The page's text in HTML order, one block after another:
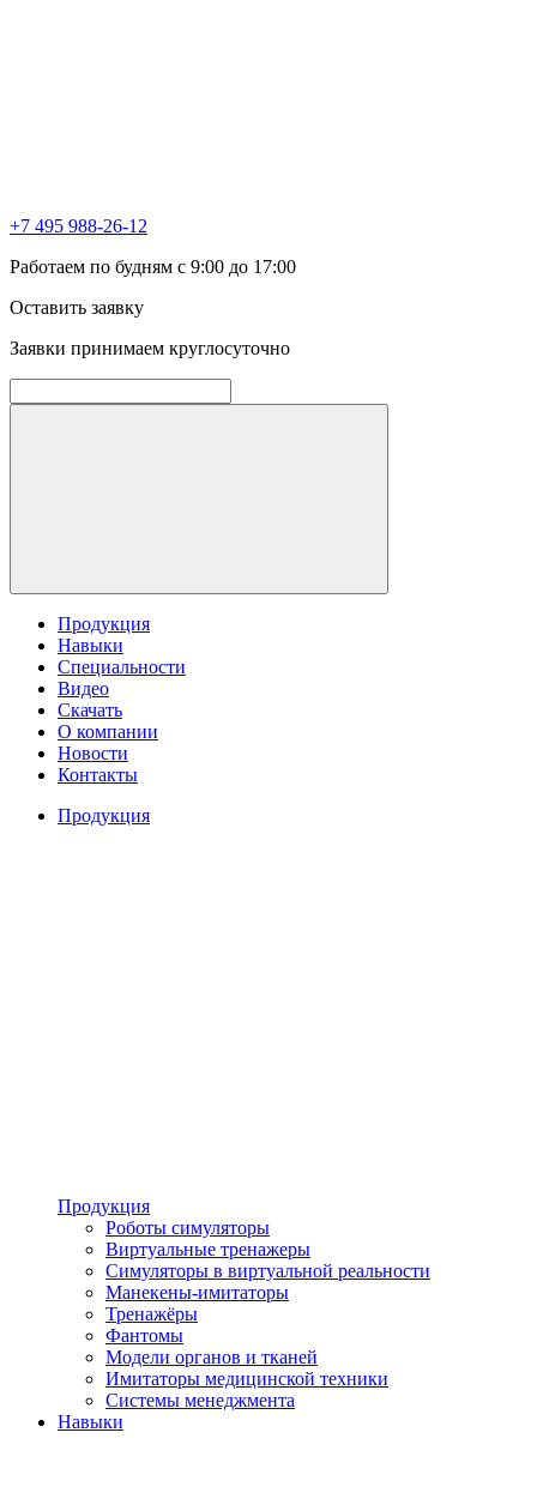
+7 495 988-26-12
Работаем по будням с 9:00 до 17:00
Оставить заявку
Заявки принимаем круглосуточно
Продукция
Навыки
Специальности
Видео
Скачать
О компании
Новости
Контакты
Продукция
Продукция
Роботы симуляторы
Виртуальные тренажеры
Симуляторы в виртуальной реальности
Манекены-имитаторы
Тренажёры
Фантомы
Модели органов и тканей
Имитаторы медицинской техники
Системы менеджмента
Навыки